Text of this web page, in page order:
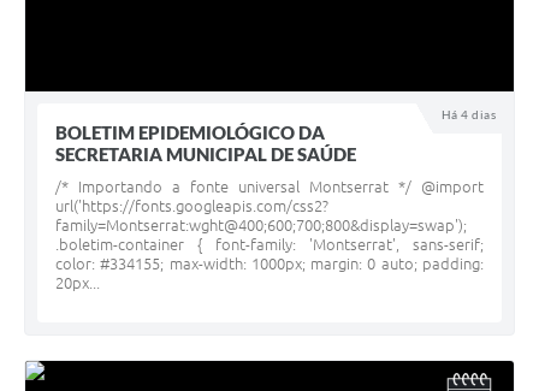
Há 4 dias
BOLETIM EPIDEMIOLÓGICO DA
SECRETARIA MUNICIPAL DE SAÚDE
/* Importando a fonte universal Montserrat */ @import
url('https://fonts.googleapis.com/css2?
family=Montserrat:wght@400;600;700;800&display=swap');
.boletim-container { font-family: 'Montserrat', sans-serif;
color: #334155; max-width: 1000px; margin: 0 auto; padding:
20px...